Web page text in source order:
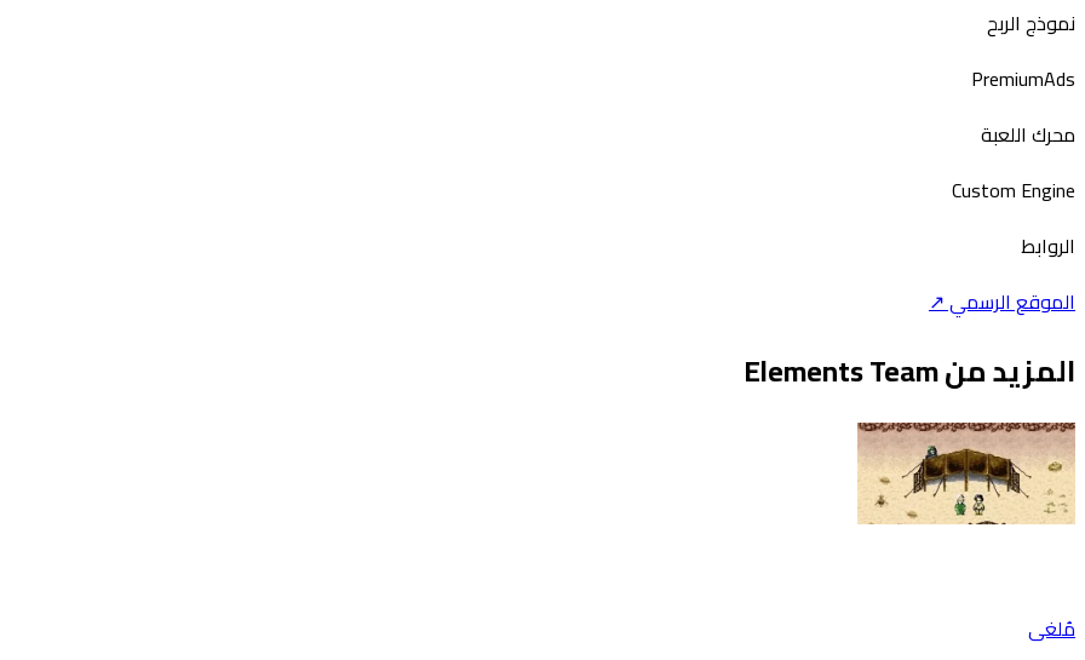
نموذج الربح
PremiumAds
محرك اللعبة
Custom Engine
الروابط
الموقع الرسمي ↗
المزيد من Elements Team
مُلغى